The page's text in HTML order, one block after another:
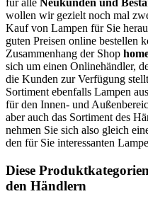
für alle Neukunden und
wollen wir gezielt noch mal
Kauf von Lampen für Sie
guten Preisen online bestellen
Zusammenhang der Shop
sich um einen Onlinehändler,
die Kunden zur Verfügung
Sortiment ebenfalls Lampen
für den Innen- und
aber auch das Sortiment des
nehmen Sie sich also gleich
den für Sie interessanten
Diese
den Händlern